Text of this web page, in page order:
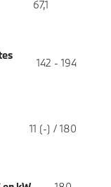
67,1
142 - 194
11 (-) / 180